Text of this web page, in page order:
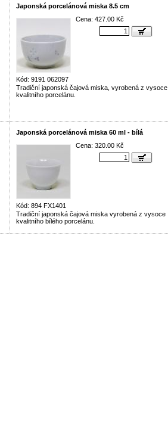
Japonská porcelánová miska 8.5 cm
Kód: 9191 062097
Cena: 427.00 Kč
Tradiční japonská čajová miska, vyrobená z vysoce
kvalitního porcelánu.
Japonská porcelánová miska 60 ml - bílá
Kód: 894 FX1401
Cena: 320.00 Kč
Tradiční japonská čajová miska vyrobená z vysoce
kvalitního bílého porcelánu.